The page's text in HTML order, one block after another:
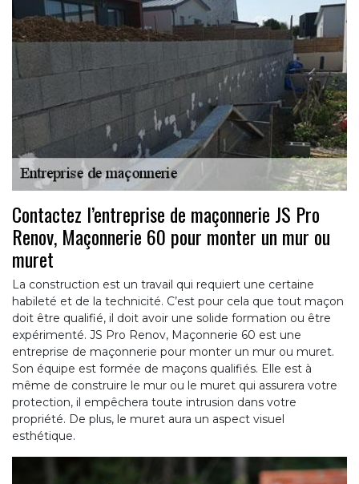
Contactez l’entreprise de maçonnerie JS Pro
Renov, Maçonnerie 60 pour monter un mur ou
muret
La construction est un travail qui requiert une certaine
habileté et de la technicité. C’est pour cela que tout maçon
doit être qualifié, il doit avoir une solide formation ou être
expérimenté. JS Pro Renov, Maçonnerie 60 est une
entreprise de maçonnerie pour monter un mur ou muret.
Son équipe est formée de maçons qualifiés. Elle est à
même de construire le mur ou le muret qui assurera votre
protection, il empêchera toute intrusion dans votre
propriété. De plus, le muret aura un aspect visuel
esthétique.